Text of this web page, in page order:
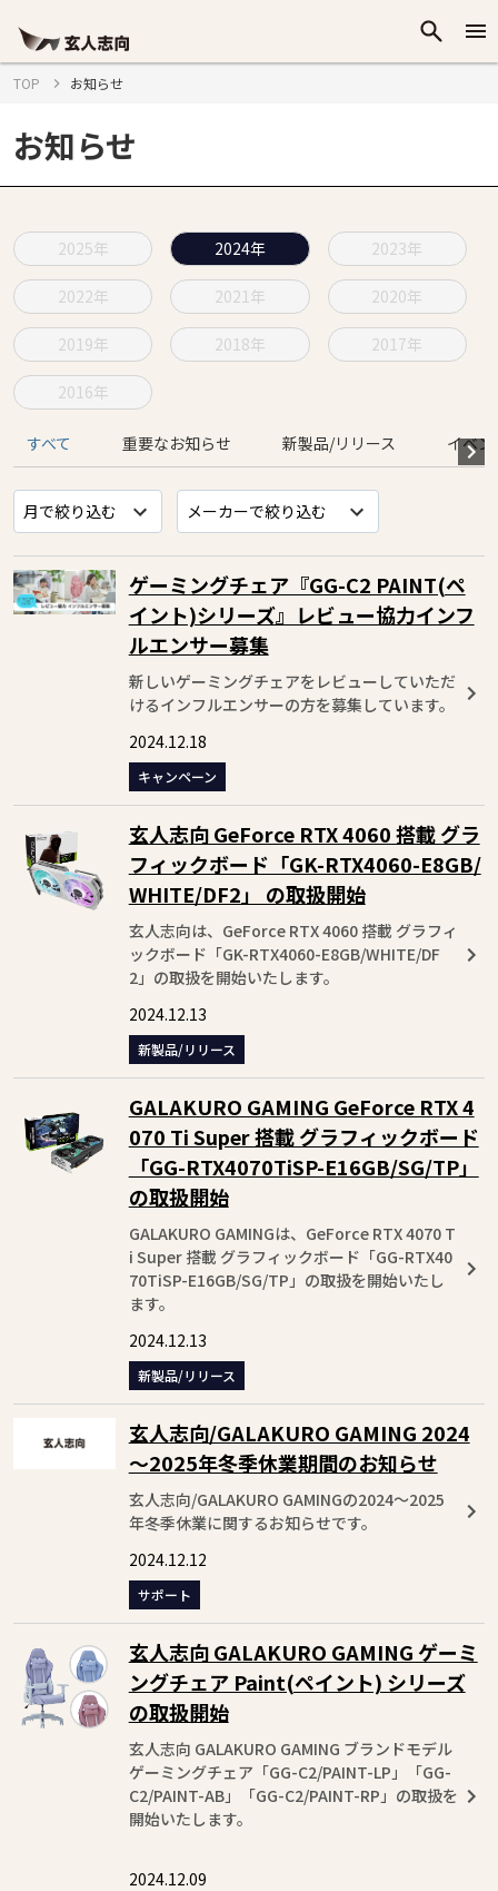
TOP お知らせ
お知らせ
2025年 2024年 2023年
2022年 2021年 2020年
2019年 2018年 2017年
2016年
すべて 重要なお知らせ 新製品/リリース イベ
ゲーミングチェア『GG-C2 PAINT(ペ
イント)シリーズ』レビュー協力インフ
ルエンサー募集
新しいゲーミングチェアをレビューしていただ
けるインフルエンサーの方を募集しています。
2024.12.18
キャンペーン
玄人志向 GeForce RTX 4060 搭載 グラ
フィックボード「GK-RTX4060-E8GB/
WHITE/DF2」 の取扱開始
玄人志向は、GeForce RTX 4060 搭載 グラフィ
ックボード「GK-RTX4060-E8GB/WHITE/DF
2」の取扱を開始いたします。
2024.12.13
新製品/リリース
GALAKURO GAMING GeForce RTX 4
070 Ti Super 搭載 グラフィックボード
「GG-RTX4070TiSP-E16GB/SG/TP」
の取扱開始
GALAKURO GAMINGは、GeForce RTX 4070 T
i Super 搭載 グラフィックボード「GG-RTX40
70TiSP-E16GB/SG/TP」の取扱を開始いたし
ます。
2024.12.13
新製品/リリース
玄人志向/GALAKURO GAMING 2024
～2025年冬季休業期間のお知らせ
玄人志向/GALAKURO GAMINGの2024～2025
年冬季休業に関するお知らせです。
2024.12.12
サポート
玄人志向 GALAKURO GAMING ゲーミ
ングチェア Paint(ペイント) シリーズ
の取扱開始
玄人志向 GALAKURO GAMING ブランドモデル
ゲーミングチェア「GG-C2/PAINT-LP」「GG-
C2/PAINT-AB」「GG-C2/PAINT-RP」の取扱を
開始いたします。
2024.12.09